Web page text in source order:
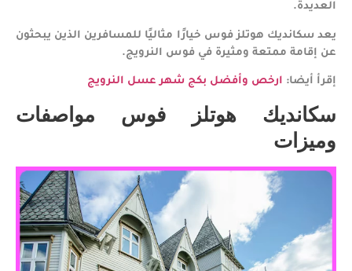
العديدة.
يعد سكانديك هوتلز فوس خيارًا مثاليًا للمسافرين الذين يبحثون
عن إقامة ممتعة ومثيرة في فوس النرويج.
إقرأ أيضا: ارخص وأفضل بكج شهر عسل النرويج
سكانديك هوتلز فوس مواصفات
وميزات